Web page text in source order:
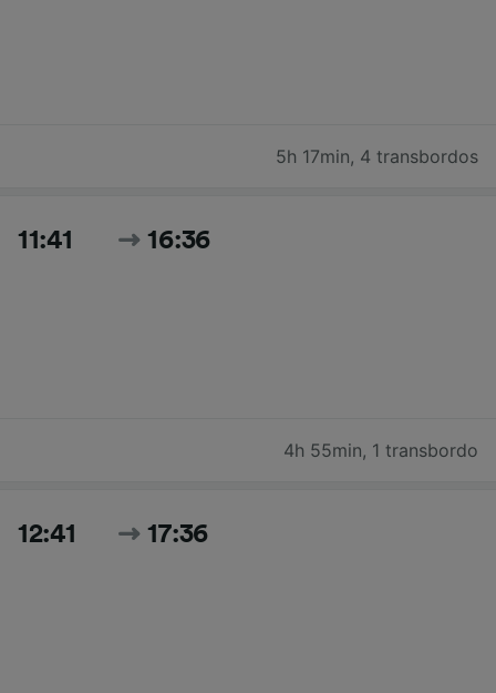
5h 17min, 4 transbordos
11:41 16:36
4h 55min, 1 transbordo
12:41 17:36